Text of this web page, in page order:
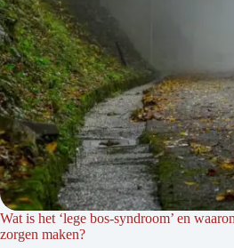
Wat is het ‘lege bos-syndroom’ en
zorgen maken?